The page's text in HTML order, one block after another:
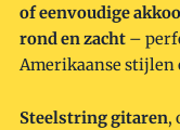
of eenvoudige
rond en zacht–
Amerikaanse
Steelstring gitaren,